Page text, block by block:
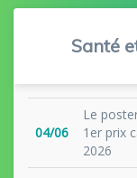
Santé
04/06
Le
1er prix
2026